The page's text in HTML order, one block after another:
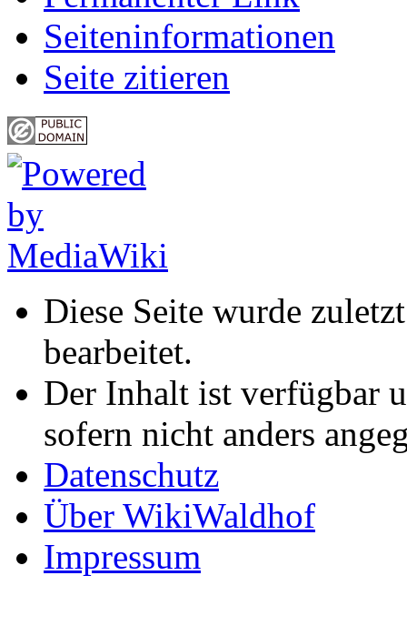
Seiten­informationen
Seite zitieren
Diese Seite wurde
bearbeitet.
Der Inhalt ist verfügbar
sofern nicht anders
Datenschutz
Über WikiWaldhof
Impressum